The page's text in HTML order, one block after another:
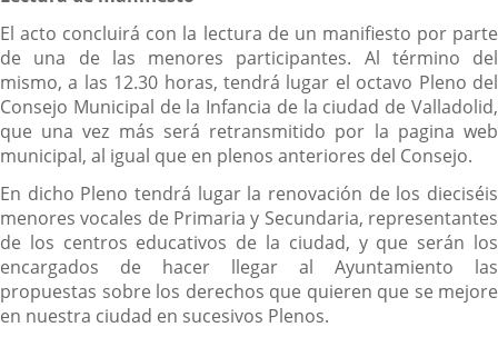
El acto concluirá con la lectura de un manifiesto por parte
de una de las menores participantes. Al término del
mismo, a las 12.30 horas, tendrá lugar el octavo Pleno del
Consejo Municipal de la Infancia de la ciudad de Valladolid,
que una vez más será retransmitido por la pagina web
municipal, al igual que en plenos anteriores del Consejo.
En dicho Pleno tendrá lugar la renovación de los dieciséis
menores vocales de Primaria y Secundaria, representantes
de los centros educativos de la ciudad, y que serán los
encargados de hacer llegar al Ayuntamiento las
propuestas sobre los derechos que quieren que se mejore
en nuestra ciudad en sucesivos Plenos.